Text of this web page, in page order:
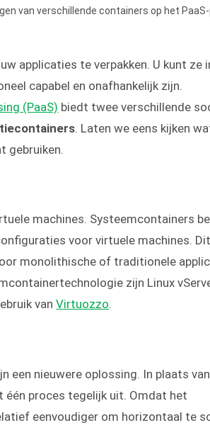
applicaties te verpakken. U kunt ze
capabel en onafhankelijk zijn.
(PaaS) biedt twee verschillende
. Laten we eens kijken
gebruiken.
machines. Systeemcontainers
voor virtuele machines.
monolithische of traditionele
zijn Linux
vanVirtuozzo.
een nieuwere oplossing. In plaats van
één proces tegelijk uit. Omdat het
eenvoudiger om horizontaal te